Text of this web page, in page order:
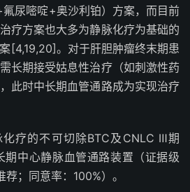
氟尿嘧啶+奥沙利铂）方案，而目前
疗方案也大多为静脉化疗为基础的
[4,19,20]。对于肝胆肿瘤终末期患
长期接受姑息性治疗（如刺激性药
此时中长期血管通路成为实现治疗
化疗的不可切除BTC及 CNLC Ⅲ期
期中心静脉血管通路装置（证据级
；同意率： 100%）。